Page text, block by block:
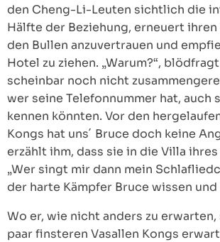
den Cheng-Li-Leuten sichtlich die
Hälfte der Beziehung, erneuert
den Bullen anzuvertrauen und
Hotel zu ziehen. „Warum?“,
scheinbar noch nicht
wer seine Telefonnummer hat, auch
kennen könnten. Vor den
Kongs hat uns´ Bruce doch keine
erzählt ihm, dass sie in die Villa
„Wer singt mir dann mein
der harte Kämpfer Bruce wissen
Wo er, wie nicht anders zu
paar finsteren Vasallen Kongs